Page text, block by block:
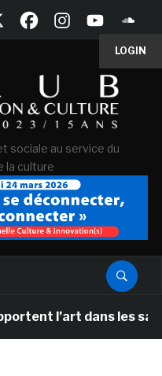
LOGIN
sociale au service du
la culture
l’art dans les